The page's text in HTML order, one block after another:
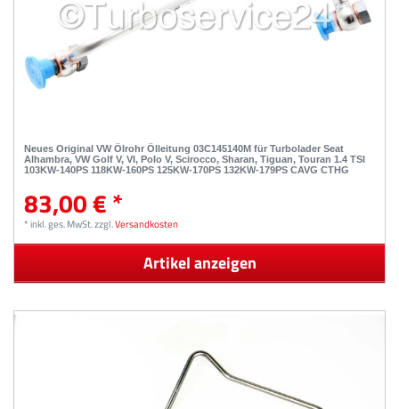
Neues Original VW Ölrohr Ölleitung 03C145140M für Turbolader Seat
Alhambra, VW Golf V, VI, Polo V, Scirocco, Sharan, Tiguan, Touran 1.4 TSI
103KW-140PS 118KW-160PS 125KW-170PS 132KW-179PS CAVG CTHG
83,00 € *
*inkl. ges. MwSt.zzgl.Versandkosten
Artikel anzeigen